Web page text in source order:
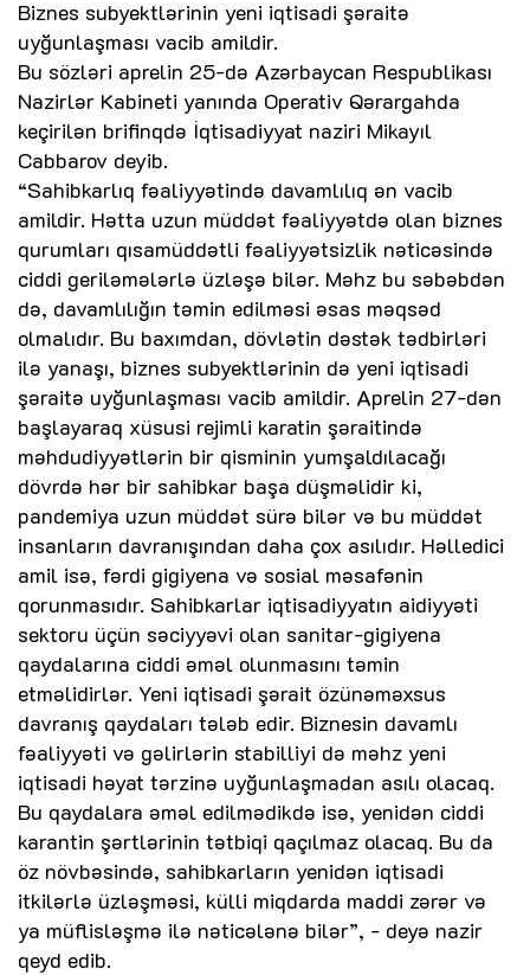
Biznes subyektlərinin yeni iqtisadi şəraitə
uyğunlaşması vacib amildir.
Bu sözləri aprelin 25-də Azərbaycan Respublikası
Nazirlər Kabineti yanında Operativ Qərargahda
keçirilən brifinqdə İqtisadiyyat naziri Mikayıl
Cabbarov deyib.
“Sahibkarlıq fəaliyyətində davamlılıq ən vacib
amildir. Hətta uzun müddət fəaliyyətdə olan biznes
qurumları qısamüddətli fəaliyyətsizlik nəticəsində
ciddi geriləmələrlə üzləşə bilər. Məhz bu səbəbdən
də, davamlılığın təmin edilməsi əsas məqsəd
olmalıdır. Bu baxımdan, dövlətin dəstək tədbirləri
ilə yanaşı, biznes subyektlərinin də yeni iqtisadi
şəraitə uyğunlaşması vacib amildir. Aprelin 27-dən
başlayaraq xüsusi rejimli karatin şəraitində
məhdudiyyətlərin bir qisminin yumşaldılacağı
dövrdə hər bir sahibkar başa düşməlidir ki,
pandemiya uzun müddət sürə bilər və bu müddət
insanların davranışından daha çox asılıdır. Həlledici
amil isə, fərdi gigiyena və sosial məsafənin
qorunmasıdır. Sahibkarlar iqtisadiyyatın aidiyyəti
sektoru üçün səciyyəvi olan sanitar-gigiyena
qaydalarına ciddi əməl olunmasını təmin
etməlidirlər. Yeni iqtisadi şərait özünəməxsus
davranış qaydaları tələb edir. Biznesin davamlı
fəaliyyəti və gəlirlərin stabilliyi də məhz yeni
iqtisadi həyat tərzinə uyğunlaşmadan asılı olacaq.
Bu qaydalara əməl edilmədikdə isə, yenidən ciddi
karantin şərtlərinin tətbiqi qaçılmaz olacaq. Bu da
öz növbəsində, sahibkarların yenidən iqtisadi
itkilərlə üzləşməsi, külli miqdarda maddi zərər və
ya müflisləşmə ilə nəticələnə bilər”, - deyə nazir
qeyd edib.